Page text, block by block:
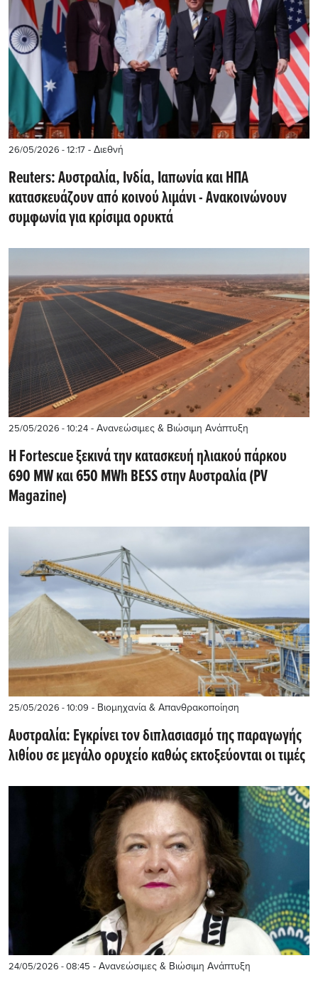
26/05/2026 - 12:17 - Διεθνή
Reuters: Αυστραλία, Ινδία, Ιαπωνία και ΗΠΑ
κατασκευάζουν από κοινού λιμάνι - Ανακοινώνουν
συμφωνία για κρίσιμα ορυκτά
25/05/2026 - 10:24 - Ανανεώσιμες & Βιώσιμη Ανάπτυξη
Η Fortescue ξεκινά την κατασκευή ηλιακού πάρκου
690 MW και 650 MWh BESS στην Αυστραλία (PV
Magazine)
25/05/2026 - 10:09 - Βιομηχανία & Απανθρακοποίηση
Αυστραλία: Εγκρίνει τον διπλασιασμό της παραγωγής
λιθίου σε μεγάλο ορυχείο καθώς εκτοξεύονται οι τιμές
24/05/2026 - 08:45 - Ανανεώσιμες & Βιώσιμη Ανάπτυξη